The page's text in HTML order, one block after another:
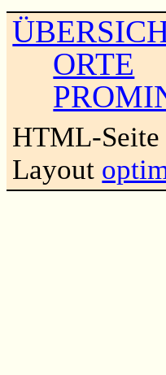
ORTE
HTML-Seite
Layout